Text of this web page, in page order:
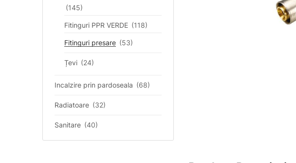
(145)
Fitinguri PPR VERDE (118)
Fitinguri presare (53)
Țevi (24)
Incalzire prin pardoseala (68)
Radiatoare (32)
Sanitare (40)